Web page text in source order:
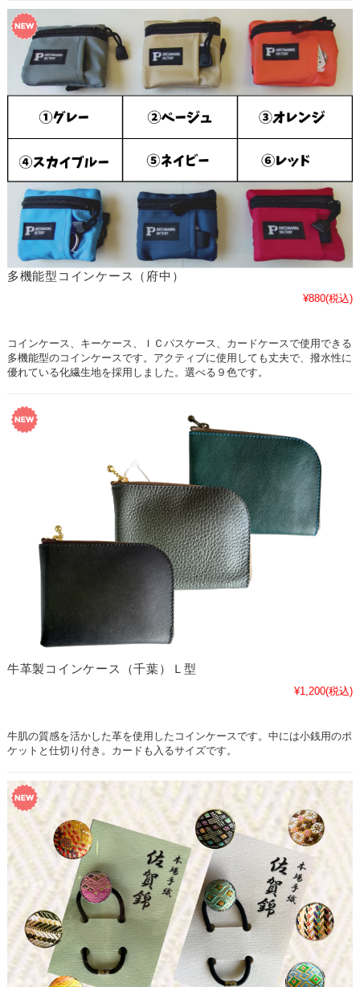
多機能型コインケース（府中）
¥880(税込)
コインケース、キーケース、ＩＣパスケース、カードケースで使用できる
多機能型のコインケースです。アクティブに使用しても丈夫で、撥水性に
優れている化繊生地を採用しました。選べる９色です。
牛革製コインケース（千葉）Ｌ型
¥1,200(税込)
牛肌の質感を活かした革を使用したコインケースです。中には小銭用のポ
ケットと仕切り付き。カードも入るサイズです。